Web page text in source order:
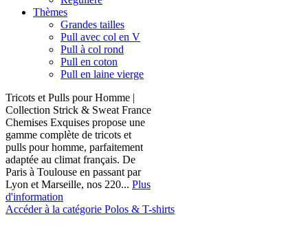
Thèmes
Grandes tailles
Pull avec col en V
Pull à col rond
Pull en coton
Pull en laine vierge
Tricots et Pulls pour Homme |
Collection Strick & Sweat France
Chemises Exquises propose une
gamme complète de tricots et
pulls pour homme, parfaitement
adaptée au climat français. De
Paris à Toulouse en passant par
Lyon et Marseille, nos 220... Plus
d'information
Accéder à la catégorie Polos & T-shirts